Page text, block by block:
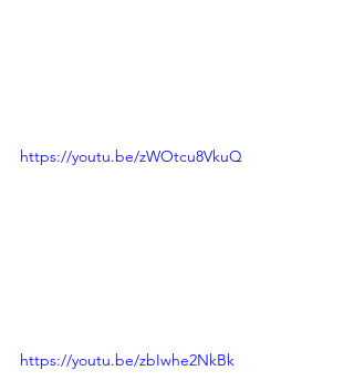
https://youtu.be/zWOtcu8VkuQ
https://youtu.be/zbIwhe2NkBk